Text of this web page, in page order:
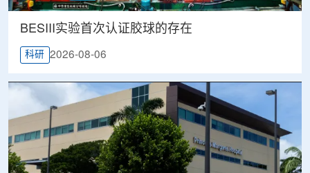
BESIII实验首次认证胶球的存在
科研 2026-08-06